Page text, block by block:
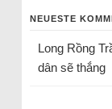
NEUESTE
Long Rồng
dân sẽ thắng